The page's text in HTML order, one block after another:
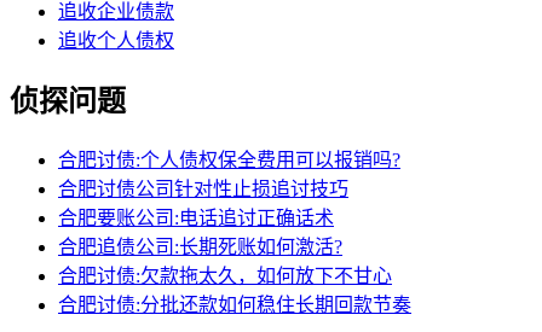
追收企业债款
追收个人债权
侦探问题
合肥讨债:个人债权保全费用可以报销吗?
合肥讨债公司针对性止损追讨技巧
合肥要账公司:电话追讨正确话术
合肥追债公司:长期死账如何激活?
合肥讨债:欠款拖太久，如何放下不甘心
合肥讨债:分批还款如何稳住长期回款节奏